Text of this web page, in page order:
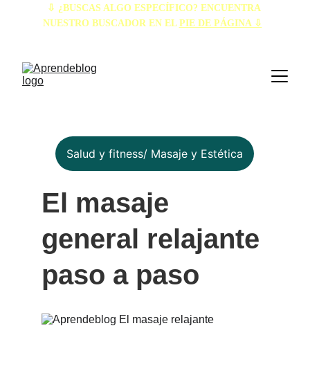
⇩ ¿BUSCAS ALGO ESPECÍFICO? ENCUENTRA
NUESTRO BUSCADOR EN EL PIE DE PÁGINA ⇩
El masaje
general relajante
paso a paso
Salud y fitness/ Masaje y Estética